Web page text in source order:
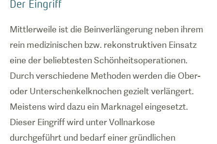
Der Eingriff
Mittlerweile ist die Beinverlängerung neben ihrem
rein medizinischen bzw. rekonstruktiven Einsatz
eine der beliebtesten Schönheitsoperationen.
Durch verschiedene Methoden werden die Ober-
oder Unterschenkelknochen gezielt verlängert.
Meistens wird dazu ein Marknagel eingesetzt.
Dieser Eingriff wird unter Vollnarkose
durchgeführt und bedarf einer gründlichen